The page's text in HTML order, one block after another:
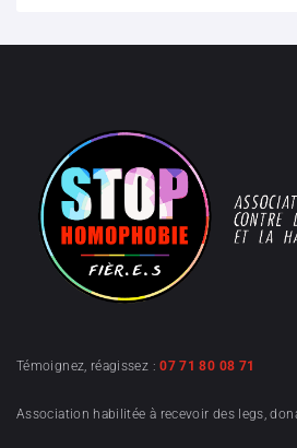
Témoignez, réagissez :07 71 80 08 71
Association habilitée à recevoir des legs,